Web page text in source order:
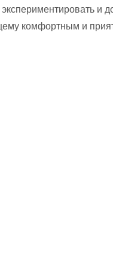
экспериментировать и
комфортным и